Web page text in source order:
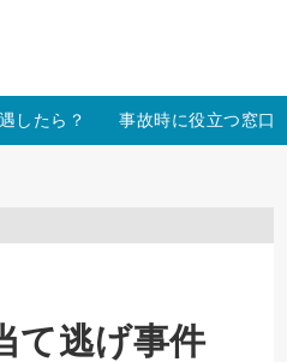
したら？ 事故時に役立つ窓口
て逃げ事件